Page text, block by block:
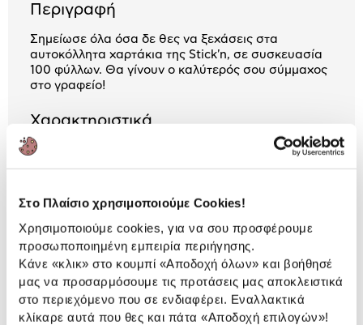
Στο Πλαίσιο χρησιμοποιούμε Cookies!
Χρησιμοποιούμε cookies, για να σου προσφέρουμε
προσωποποιημένη εμπειρία περιήγησης.
Κάνε «κλικ» στο κουμπί «Αποδοχή όλων» και βοήθησέ
μας να προσαρμόσουμε τις προτάσεις μας αποκλειστικά
στο περιεχόμενο που σε ενδιαφέρει. Εναλλακτικά
κλίκαρε αυτά που θες και πάτα «Αποδοχή επιλογών»!
Περιγραφή
Σημείωσε όλα όσα δε θες να ξεχάσεις στα
αυτοκόλλητα χαρτάκια της Stick'n, σε συσκευασία
100 φύλλων. Θα γίνουν ο καλύτερός σου σύμμαχος
στο γραφείο!
Χαρακτηριστικά
100
Αναλυτική
παρουσίαση
Αναλυτική παρουσίαση
Προδιαγραφές
προϊόντος
Χαρακτηριστικά